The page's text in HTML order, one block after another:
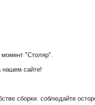
"Столяр".
нашем сайте!
сборки. соблюдайте